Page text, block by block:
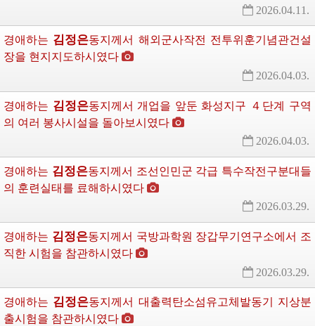
2026.04.11.
경애하는 김정은동지께서 해외군사작전 전투위훈기념관건설
장을 현지지도하시였다
2026.04.03.
경애하는 김정은동지께서 개업을 앞둔 화성지구 ４단계 구역
의 여러 봉사시설을 돌아보시였다
2026.04.03.
경애하는 김정은동지께서 조선인민군 각급 특수작전구분대들
의 훈련실태를 료해하시였다
2026.03.29.
경애하는 김정은동지께서 국방과학원 장갑무기연구소에서 조
직한 시험을 참관하시였다
2026.03.29.
경애하는 김정은동지께서 대출력탄소섬유고체발동기 지상분
출시험을 참관하시였다